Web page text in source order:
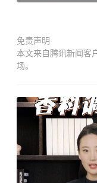
免责声明
本文来自腾讯新闻客
场。